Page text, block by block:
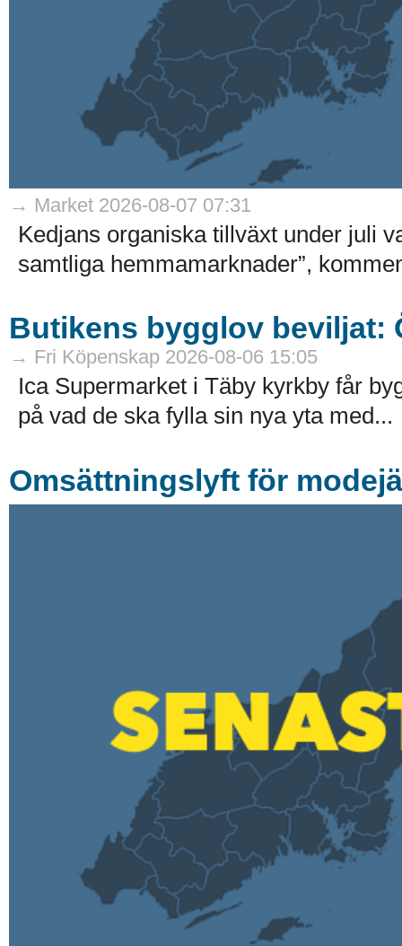
→ Market 2026-08-07 07:31
Kedjans organiska tillväxt under juli
samtliga hemmamarknader”,
Butikens bygglov beviljat:
→ Fri Köpenskap 2026-08-06 15:05
Ica Supermarket i Täby kyrkby får
på vad de ska fylla sin nya yta med...
Omsättningslyft för